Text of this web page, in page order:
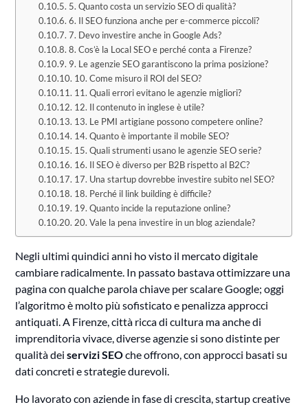
5. Quanto costa un servizio SEO di qualità?
6. Il SEO funziona anche per e-commerce piccoli?
7. Devo investire anche in Google Ads?
8. Cos’è la Local SEO e perché conta a Firenze?
9. Le agenzie SEO garantiscono la prima posizione?
10. Come misuro il ROI del SEO?
11. Quali errori evitano le agenzie migliori?
12. Il contenuto in inglese è utile?
13. Le PMI artigiane possono competere online?
14. Quanto è importante il mobile SEO?
15. Quali strumenti usano le agenzie SEO serie?
16. Il SEO è diverso per B2B rispetto al B2C?
17. Una startup dovrebbe investire subito nel SEO?
18. Perché il link building è difficile?
19. Quanto incide la reputazione online?
20. Vale la pena investire in un blog aziendale?
Negli ultimi quindici anni ho visto il mercato digitale
cambiare radicalmente. In passato bastava ottimizzare una
pagina con qualche parola chiave per scalare Google; oggi
l’algoritmo è molto più sofisticato e penalizza approcci
antiquati. A Firenze, città ricca di cultura ma anche di
imprenditoria vivace, diverse agenzie si sono distinte per
qualità deiservizi SEOche offrono, con approcci basati su
dati concreti e strategie durevoli.
Ho lavorato con aziende in fase di crescita, startup creative